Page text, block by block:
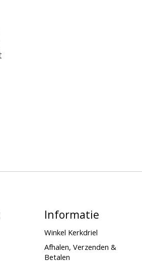
Informatie
Winkel Kerkdriel
Afhalen, Verzenden &
Betalen